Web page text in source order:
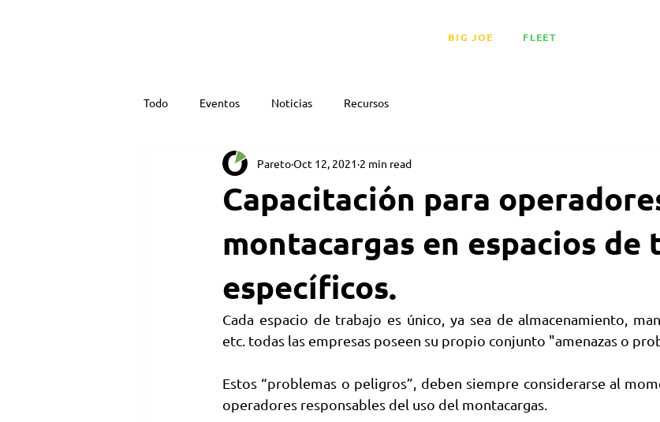
BIG JOE FLEET
Todo Eventos Noticias Recursos
Capacitación para
montacargas en espacios de
específicos.
ParetoOct 12, 2021 2 min read
Cada espacio de trabajo es único, ya sea de almacenamiento,
etc. todas las empresas poseen su propio conjunto "amenazas o
Estos “problemas o peligros”, deben siempre considerarse al
operadores responsables del uso del montacargas.